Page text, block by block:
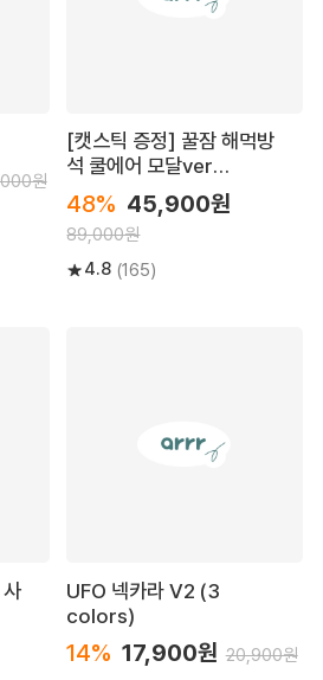
원
[캣스틱 증정] 꿀잠 해먹방
석 쿨에어 모달ver
(2colors)
48% 45,900원
89,000원
4.8 (165)
UFO 넥카라 V2 (3
colors)
14% 17,900원 20,900원